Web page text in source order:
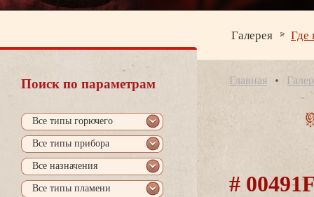
Галерея Где
Поиск по параметрам
се типы горючего
се типы прибора
се назначения
се типы пламени
Главная
#